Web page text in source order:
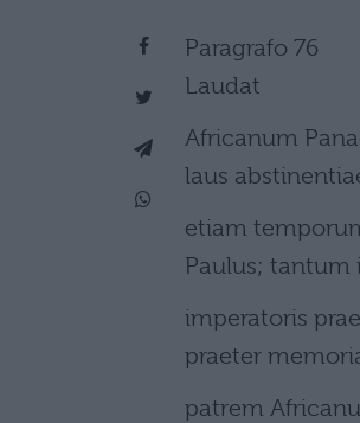
Paragrafo 76
Laudat
Africanum
laus
etiam
Paulus; tantum
imperatoris
praeter
patrem